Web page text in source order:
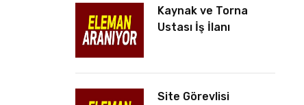
Kaynak ve Torna
Ustası İş İlanı
Site Görevlisi